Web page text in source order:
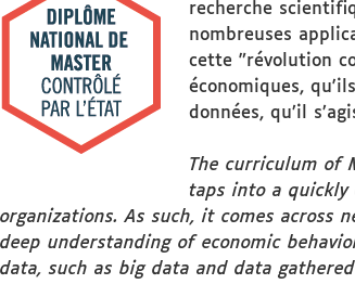
recherche
nombreuses
cette "révolution
économiques,
données, qu’il
The curriculum of
taps into a
organizations. As such, it comes
deep understanding of economic
data, such as big data and data